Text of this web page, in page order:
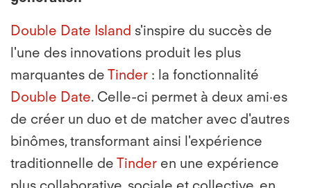
Double Date Island s'inspire du succès de
l'une des innovations produit les plus
marquantes de Tinder : la fonctionnalité
Double Date. Celle-ci permet à deux ami·es
de créer un duo et de matcher avec d'autres
binômes, transformant ainsi l'expérience
traditionnelle de Tinder en une expérience